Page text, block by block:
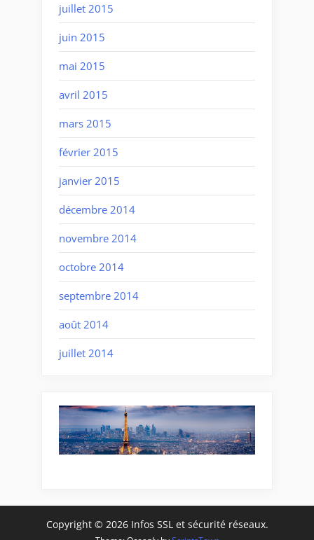
juillet 2015
juin 2015
mai 2015
avril 2015
mars 2015
février 2015
janvier 2015
décembre 2014
novembre 2014
octobre 2014
septembre 2014
août 2014
juillet 2014
Copyright © 2026 Infos SSL et sécurité réseaux.